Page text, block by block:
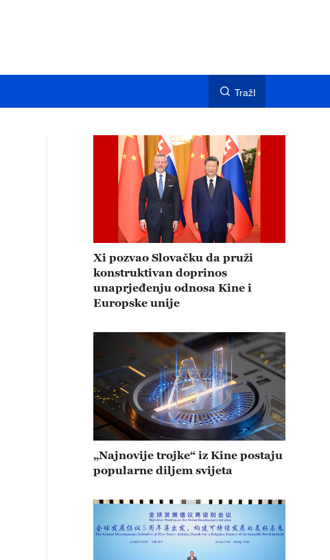
TražI
Xi pozvao Slovačku da pruži
konstruktivan doprinos
unaprjeđenju odnosa Kine i
Europske unije
„Najnovije trojke“ iz Kine postaju
popularne diljem svijeta